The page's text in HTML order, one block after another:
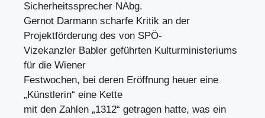
Sicherheitssprecher NAbg.
Gernot Darmann scharfe Kritik an der
Projektförderung des von SPÖ-
Vizekanzler Babler geführten Kulturministeriums
für die Wiener
Festwochen, bei deren Eröffnung heuer eine
„Künstlerin“ eine Kette
mit den Zahlen „1312“ getragen hatte, was ein